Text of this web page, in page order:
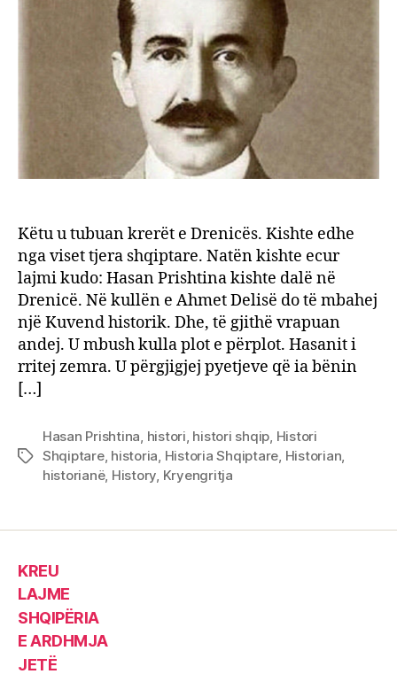
i
Këtu u tubuan krerët e Drenicës. Kishte edhe
nga viset tjera shqiptare. Natën kishte ecur
lajmi kudo: Hasan Prishtina kishte dalë në
Drenicë. Në kullën e Ahmet Delisë do të mbahej
një Kuvend historik. Dhe, të gjithë vrapuan
andej. U mbush kulla plot e përplot. Hasanit i
rritej zemra. U përgjigjej pyetjeve që ia bënin
[…]
Tags
Hasan Prishtina, histori, histori shqip, Histori
Shqiptare, historia, Historia Shqiptare, Historian,
historianë, History, Kryengritja
KREU
LAJME
SHQIPËRIA
E ARDHMJA
JETË